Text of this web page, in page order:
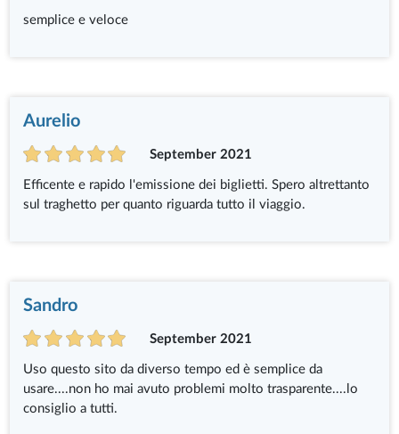
semplice e veloce
Aurelio
September 2021
Efficente e rapido l'emissione dei biglietti. Spero altrettanto
sul traghetto per quanto riguarda tutto il viaggio.
Sandro
September 2021
Uso questo sito da diverso tempo ed è semplice da
usare....non ho mai avuto problemi molto trasparente....lo
consiglio a tutti.